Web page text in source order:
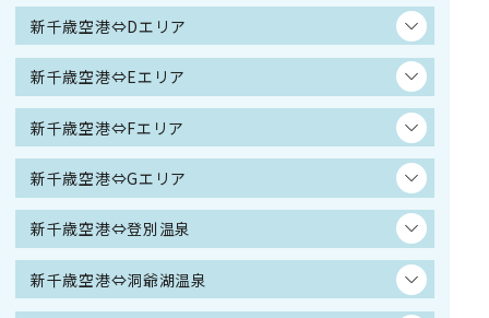
新千歳空港⇔Dエリア
新千歳空港⇔Eエリア
新千歳空港⇔Fエリア
新千歳空港⇔Gエリア
新千歳空港⇔登別温泉
新千歳空港⇔洞爺湖温泉